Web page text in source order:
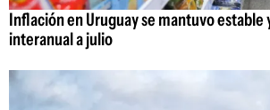
Inflación en Uruguay se mantuvo estable
interanual a julio